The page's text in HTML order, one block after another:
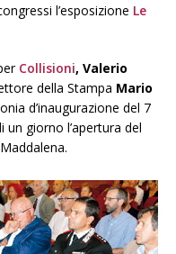
l’esposizione Le
Collisioni, Valerio
della Stampa Mario
d’inaugurazione del 7
giorno l’apertura del